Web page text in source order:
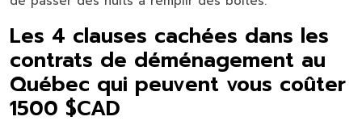
Les 4 clauses cachées dans les
contrats de déménagement au
Québec qui peuvent vous coûter
1500 $CAD